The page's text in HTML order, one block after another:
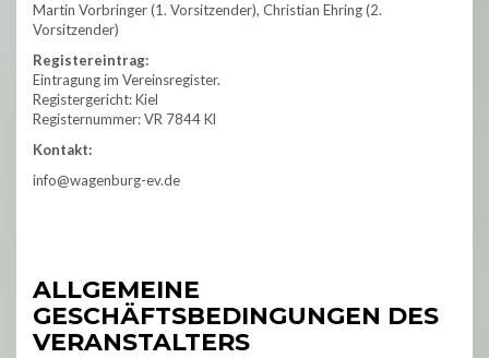
Martin Vorbringer (1. Vorsitzender), Christian Ehring (2.
Vorsitzender)
Registereintrag:
Eintragung im Vereinsregister.
Registergericht: Kiel
Registernummer: VR 7844 Kl
Kontakt:
info@wagenburg-ev.de
ALLGEMEINE
GESCHÄFTSBEDINGUNGEN DES
VERANSTALTERS